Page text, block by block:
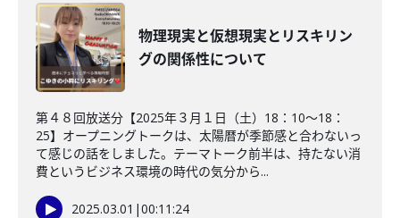
物理現実と仮想現実とリスキリン
グの関係性について
第４８回放送分【2025年３月１日（土）18：10～18：
25】オープニングトークは、太陽暦が季節感と合わないっ
て感じの話をしました。テーマトーク前半は、持たない消
費というビジネス環境の時代の気分から...
2025.03.01 |00:11:24